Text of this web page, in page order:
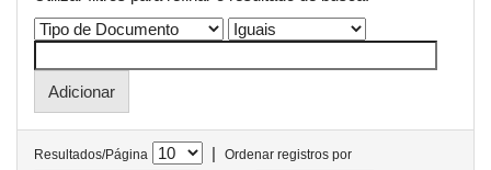
Resultados/Página |
Ordenar registros por